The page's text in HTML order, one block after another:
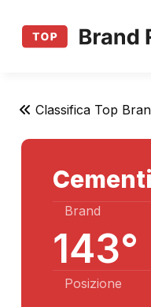
Classifica Top
Brand
143°
Posizione